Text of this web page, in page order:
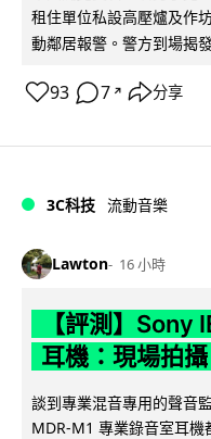
租住單位私設高壓爐及作
動鄰居報警。警方到場揭
93 7 ↗ 分享
3C科技 流動音樂
Lawton 16 小時
【評測】Sony
耳機：現場拍
談到專業混音專用的聲音
MDR-M1 專業錄音室耳機